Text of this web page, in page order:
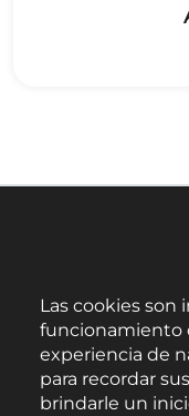
Las cookies son
funcionamiento
experiencia de
para recordar
brindarle un